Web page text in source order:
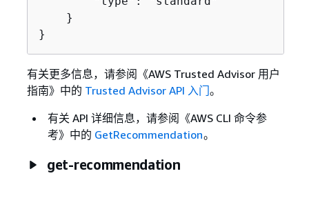
    }
}
有关更多信息，请参阅《AWS Trusted Advisor 用户
指南》 中的 Trusted Advisor API 入门。
有关 API 详细信息，请参阅《AWS CLI 命令参
考》 中的 GetRecommendation。
get-recommendation